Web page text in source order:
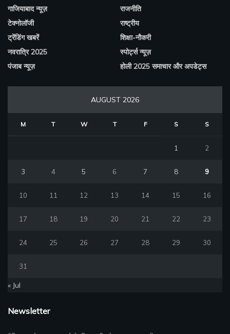
गाजियाबाद न्यूज़
टेक्नोलॉजी
ट्रेंडिंग खबरें
नवरात्रि 2025
पंजाब न्यूज़
राजनीति
राष्ट्रीय
शिक्षा-नौकरी
स्पोर्ट्स न्यूज़
होली 2025 समाचार और अपडेट्स
AUGUST 2026
M T W T F S S
1 2
3 4 5 6 7 8 9
10 11 12 13 14 15 16
17 18 19 20 21 22 23
24 25 26 27 28 29 30
31
« Jul
Newsletter